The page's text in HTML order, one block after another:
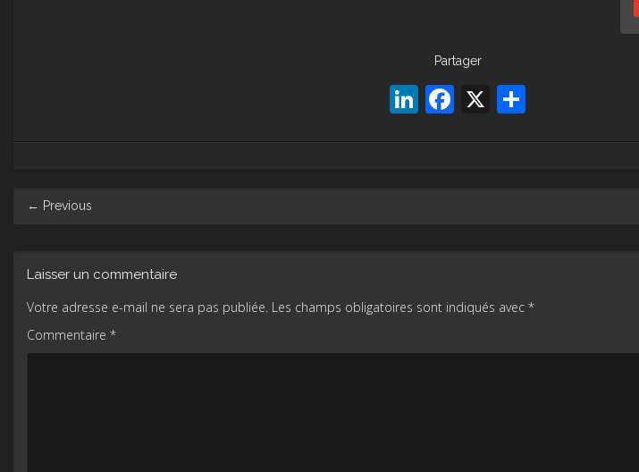
Partager
LinkedIn
Facebook
X
navigation
← Previous
Laisser un commentaire
Votre adresse e-mail ne sera pas publiée. Les champs obligatoires sont indiqués avec *
Commentaire *